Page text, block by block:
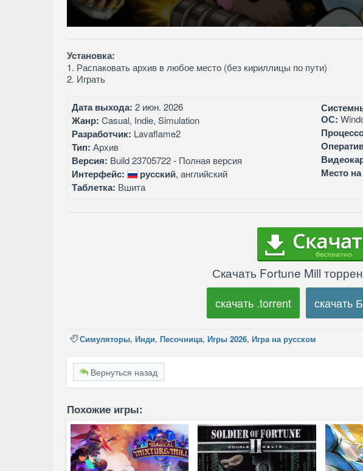
Установка:
1. Распаковать архив в любое место (без кириллицы по пути)
2. Играть
Дата выхода: 2 июн. 2026
Жанр: Casual, Indie, Simulation
Разработчик: Lavaflame2
Тип: Архив
Версия: Build 23705722 - Полная версия
Интерфейс: русский, английский
Таблетка: Вшита
ОС:
Место
Скачать Fortune Mill
скачать .torrent скачать
Симуляторы, Инди, Песочница, Игры 2026, Игра на русском
Вернуться назад
Похожие игры: